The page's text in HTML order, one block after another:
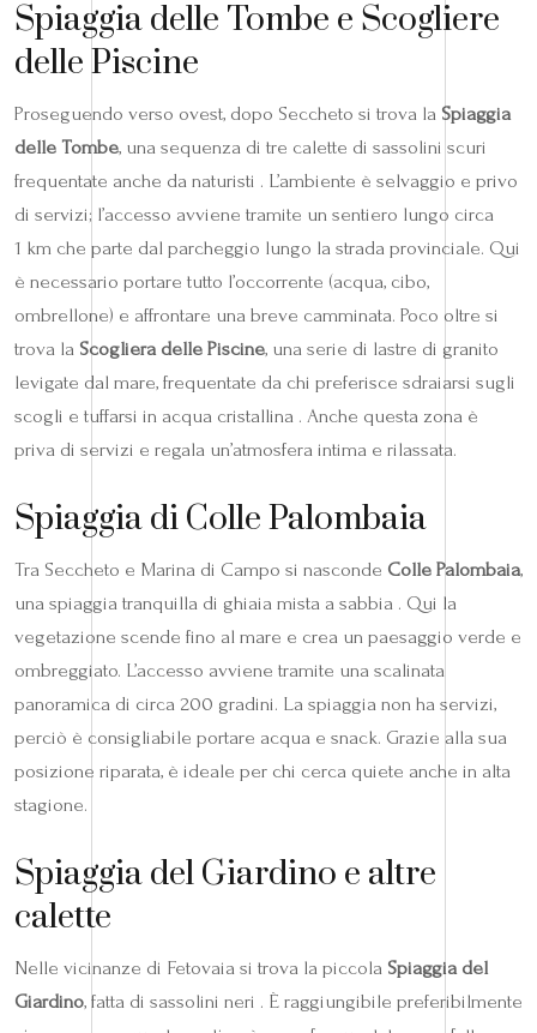
Spiaggia delle Tombe e Scogliere
delle Piscine
Proseguendo verso ovest, dopo Seccheto si trova la Spiaggia
delle Tombe, una sequenza di tre calette di sassolini scuri
frequentate anche da naturisti . L’ambiente è selvaggio e privo
di servizi; l’accesso avviene tramite un sentiero lungo circa
1 km che parte dal parcheggio lungo la strada provinciale. Qui
è necessario portare tutto l’occorrente (acqua, cibo,
ombrellone) e affrontare una breve camminata. Poco oltre si
trova la Scogliera delle Piscine, una serie di lastre di granito
levigate dal mare, frequentate da chi preferisce sdraiarsi sugli
scogli e tuffarsi in acqua cristallina . Anche questa zona è
priva di servizi e regala un’atmosfera intima e rilassata.
Spiaggia di Colle Palombaia
Tra Seccheto e Marina di Campo si nasconde Colle Palombaia,
una spiaggia tranquilla di ghiaia mista a sabbia . Qui la
vegetazione scende fino al mare e crea un paesaggio verde e
ombreggiato. L’accesso avviene tramite una scalinata
panoramica di circa 200 gradini. La spiaggia non ha servizi,
perciò è consigliabile portare acqua e snack. Grazie alla sua
posizione riparata, è ideale per chi cerca quiete anche in alta
stagione.
Spiaggia del Giardino e altre
calette
Nelle vicinanze di Fetovaia si trova la piccola Spiaggia del
Giardino, fatta di sassolini neri . È raggiungibile preferibilmente